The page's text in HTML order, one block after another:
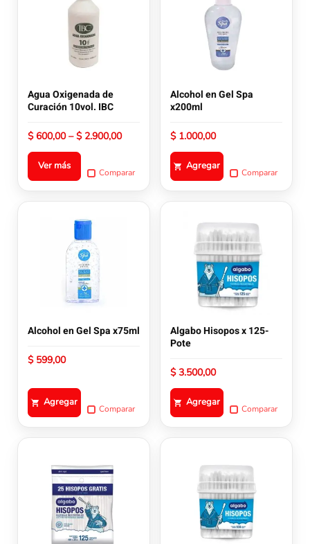
Agua Oxigenada de
Curación 10vol. IBC
$600,00 – $2.900,00Rango
desde
$ 600,00
Ver más
elegir
producto
Comparar
Alcohol en Gel Spa
x200ml
$1.000,00
Agregar
Comparar
Alcohol en Gel Spa x75ml
$599,00
Agregar
Comparar
Algabo Hisopos x 125-
Pote
$3.500,00
Agregar
Comparar